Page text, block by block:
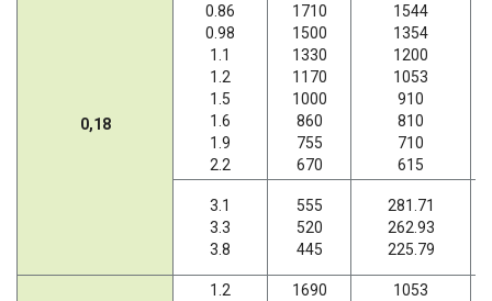
0,18
0.86
0.98
1.1
1.2
1.5
1.6
1.9
2.2
1710
1500
1330
1170
1000
860
755
670
1544
1354
1200
1053
910
810
710
615
3.1
3.3
3.8
555
520
445
281.71
262.93
225.79
1.2
1690
1053